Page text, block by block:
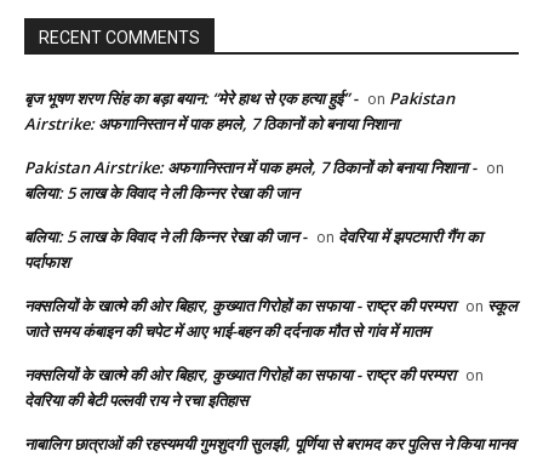
RECENT COMMENTS
बृज भूषण शरण सिंह का बड़ा बयान: “मेरे हाथ से एक हत्या हुई” - on Pakistan
Airstrike: अफगानिस्तान में पाक हमले, 7 ठिकानों को बनाया निशाना
Pakistan Airstrike: अफगानिस्तान में पाक हमले, 7 ठिकानों को बनाया निशाना - on
बलिया: 5 लाख के विवाद ने ली किन्नर रेखा की जान
बलिया: 5 लाख के विवाद ने ली किन्नर रेखा की जान - on देवरिया में झपटमारी गैंग का
पर्दाफाश
नक्सलियों के खात्मे की ओर बिहार, कुख्यात गिरोहों का सफाया - राष्ट्र की परम्परा on स्कूल
जाते समय कंबाइन की चपेट में आए भाई-बहन की दर्दनाक मौत से गांव में मातम
नक्सलियों के खात्मे की ओर बिहार, कुख्यात गिरोहों का सफाया - राष्ट्र की परम्परा on
देवरिया की बेटी पल्लवी राय ने रचा इतिहास
नाबालिग छात्राओं की रहस्यमयी गुमशुदगी सुलझी, पूर्णिया से बरामद कर पुलिस ने किया मानव